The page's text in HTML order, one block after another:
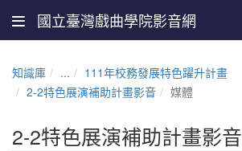
國立臺灣戲曲學院影音網
知識庫 ...
111年校務發展特色躍升計畫
2-2特色展演補助計畫影音
媒體
2-2特色展演補助計畫影音